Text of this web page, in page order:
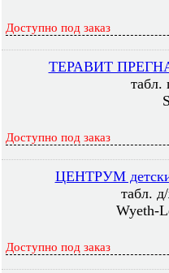
Доступно под заказ
ТЕРАВИТ ПРЕГНА
табл.
Доступно под заказ
ЦЕНТРУМ
табл.
Wyeth-
Доступно под заказ